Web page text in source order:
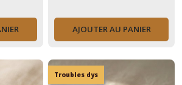
AJOUTER AU PANIER
Troubles dys